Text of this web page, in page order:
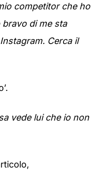
competitor che ho
di me sta
Cerca il
vede lui che io non